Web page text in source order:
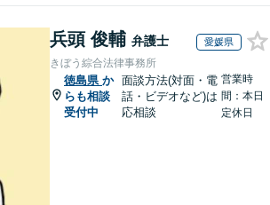
兵頭 俊輔 弁護士 愛媛県
きぼう綜合法律事務所
徳島県 か
らも相談
受付中
面談方法(対面・電
話・ビデオなど)は
応相談
営業時
間：本日
定休日